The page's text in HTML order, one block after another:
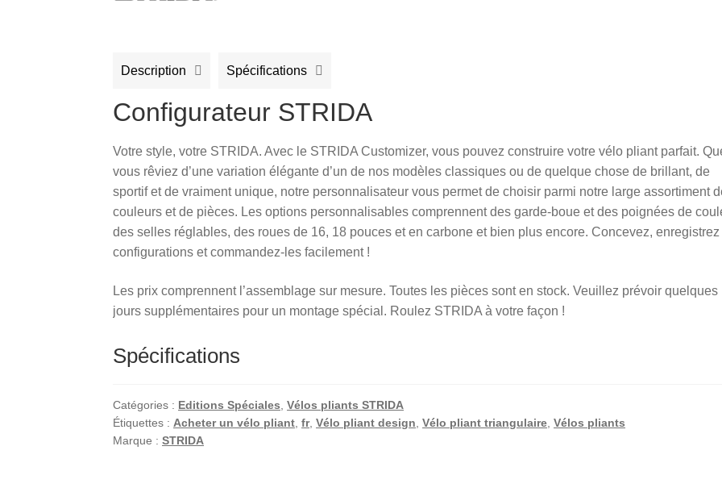
Description Spécifications
Configurateur STRIDA
Votre style, votre STRIDA. Avec le STRIDA Customizer, vous pouvez construire votre vélo pliant parfait.
vous rêviez d’une variation élégante d’un de nos modèles classiques ou de quelque chose de brillant, de
sportif et de vraiment unique, notre personnalisateur vous permet de choisir parmi notre large assortiment
couleurs et de pièces. Les options personnalisables comprennent des garde-boue et des poignées de
des selles réglables, des roues de 16, 18 pouces et en carbone et bien plus encore. Concevez, enregistrez
configurations et commandez-les facilement !
Les prix comprennent l’assemblage sur mesure. Toutes les pièces sont en stock. Veuillez prévoir quelques
jours supplémentaires pour un montage spécial. Roulez STRIDA à votre façon !
Spécifications
Catégories : Editions Spéciales ,Vélos pliants STRIDA
Étiquettes : Acheter un vélo pliant ,fr,Vélo pliant design ,Vélo pliant triangulaire ,Vélos pliants
Marque :STRIDA